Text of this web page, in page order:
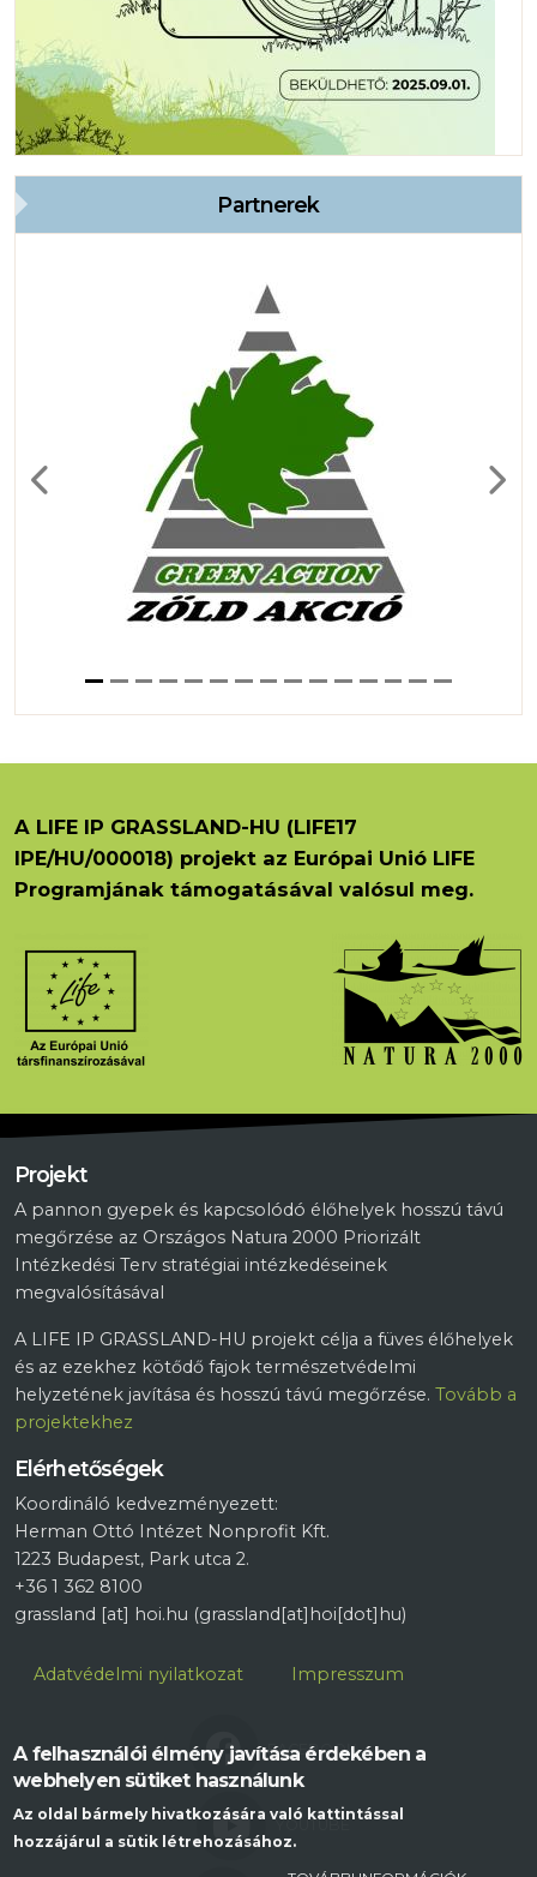
Partnerek
Previous Next
A LIFE IP GRASSLAND-HU (LIFE17
IPE/HU/000018) projekt az Európai Unió LIFE
Programjának támogatásával valósul meg.
Projekt
A pannon gyepek és kapcsolódó élőhelyek hosszú távú
megőrzése az Országos Natura 2000 Priorizált
Intézkedési Terv stratégiai intézkedéseinek
megvalósításával
A LIFE IP GRASSLAND-HU projekt célja a füves élőhelyek
és az ezekhez kötődő fajok természetvédelmi
helyzetének javítása és hosszú távú megőrzése. Tovább a
projektekhez
Elérhetőségek
Koordináló kedvezményezett:
Herman Ottó Intézet Nonprofit Kft.
1223 Budapest, Park utca 2.
+36 1 362 8100
grassland [at] hoi.hu (grassland[at]hoi[dot]hu)
Lábléc
Adatvédelmi nyilatkozat Impresszum
FACEBOOK
YOUTUBE
A felhasználói élmény javítása érdekében a
webhelyen sütiket használunk
Az oldal bármely hivatkozására való kattintással
hozzájárul a sütik létrehozásához.